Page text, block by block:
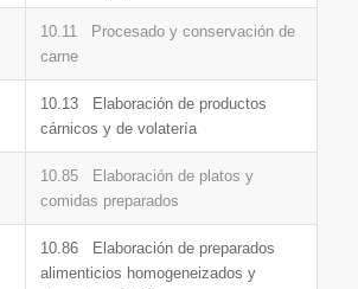
10.11 Procesado y conservación de
carne
10.13 Elaboración de productos
cárnicos y de volatería
10.85 Elaboración de platos y
comidas preparados
10.86 Elaboración de preparados
alimenticios homogeneizados y